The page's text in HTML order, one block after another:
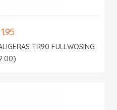
TR90 FULLWOSING